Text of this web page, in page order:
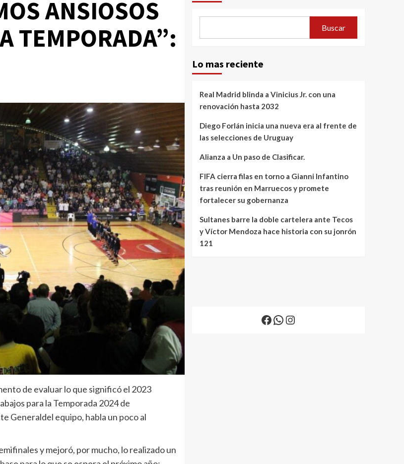
ANSIOSOS
TEMPORADA”:
de evaluar lo que significó el 2023
para la Temporada 2024 de
Generaldel equipo, habla un poco al
y mejoró, por mucho, lo realizado un
Buscar
Lo mas reciente
Real Madrid blinda a Vinicius Jr. con una
renovación hasta 2032
Diego Forlán inicia una nueva era al frente de
las selecciones de Uruguay
Alianza a Un paso de Clasificar.
FIFA cierra filas en torno a Gianni Infantino
tras reunión en Marruecos y promete
fortalecer su gobernanza
Sultanes barre la doble cartelera ante Tecos
y Víctor Mendoza hace historia con su jonrón
121
Facebook
WhatsApp
Instagram